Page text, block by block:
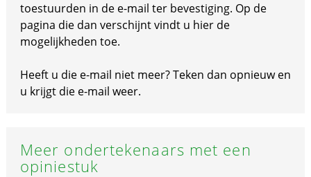
toestuurden in de e-mail ter bevestiging. Op de
pagina die dan verschijnt vindt u hier de
mogelijkheden toe.
Heeft u die e-mail niet meer? Teken dan opnieuw en
u krijgt die e-mail weer.
Meer ondertekenaars met een
opiniestuk